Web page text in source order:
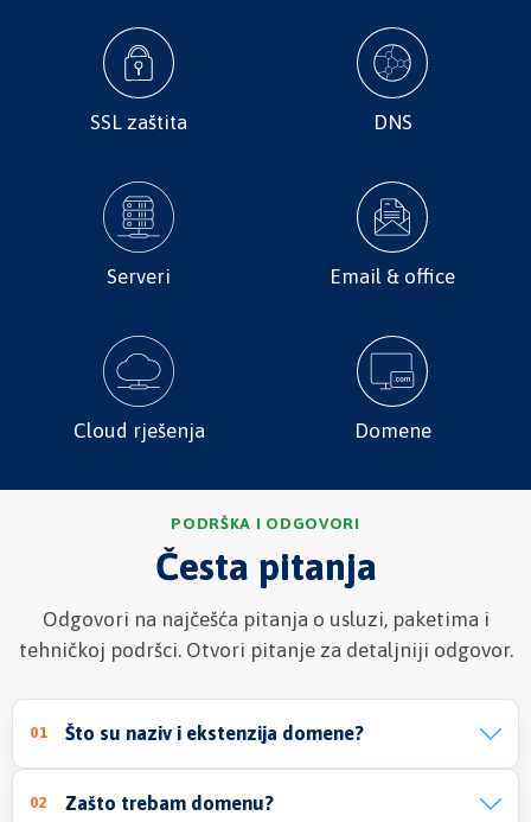
SSL zaštita DNS
Serveri Email & office
Cloud rješenja Domene
PODRŠKA I ODGOVORI
Česta pitanja
Odgovori na najčešća pitanja o usluzi, paketima i
tehničkoj podršci. Otvori pitanje za detaljniji odgovor.
01 Što su naziv i ekstenzija domene?
02 Zašto trebam domenu?